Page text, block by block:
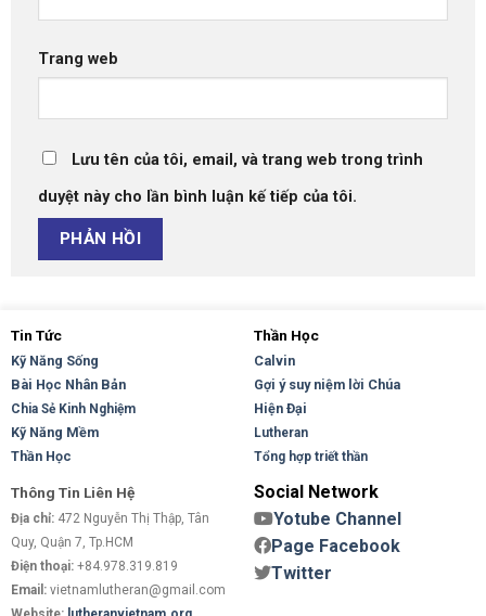
Trang web
Lưu tên của tôi, email, và trang web trong trình
duyệt này cho lần bình luận kế tiếp của tôi.
Tin Tức
Kỹ Năng Sống
Bài Học Nhân Bản
Chia Sẻ Kinh Nghiệm
Kỹ Năng Mềm
Thần Học
Thần Học
Calvin
Gợi ý suy niệm lời Chúa
Hiện Đại
Lutheran
Tổng hợp triết thần
Thông Tin Liên Hệ
Địa chỉ: 472 Nguyễn Thị Thập, Tân
Quy, Quận 7, Tp.HCM
Điện thoại: +84.978.319.819
Email: vietnamlutheran@gmail.com
Social Network
Yotube Channel
Page Facebook
Twitter